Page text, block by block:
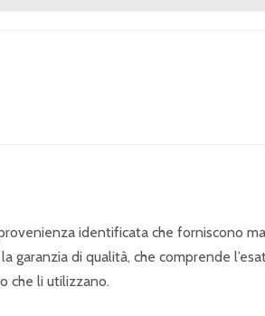
identificata che forniscono
di qualità, che comprende
che li utilizzano.